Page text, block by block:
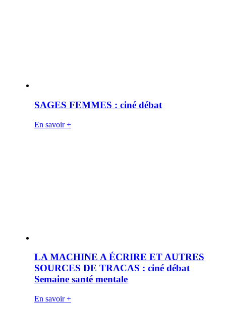
SAGES FEMMES : ciné débat
En savoir +
LA MACHINE A ÉCRIRE ET AUTRES
SOURCES DE TRACAS : ciné débat
Semaine santé mentale
En savoir +